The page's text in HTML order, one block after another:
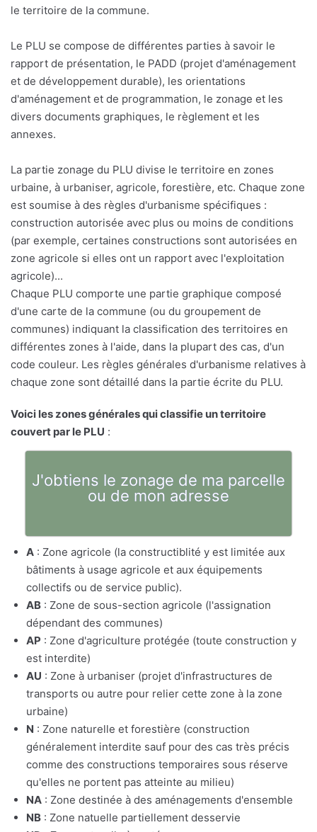
le territoire de la commune.
Le PLU se compose de différentes parties à savoir le
rapport de présentation, le PADD (projet d'aménagement
et de développement durable), les orientations
d'aménagement et de programmation, le zonage et les
divers documents graphiques, le règlement et les
annexes.
La partie zonage du PLU divise le territoire en zones
urbaine, à urbaniser, agricole, forestière, etc. Chaque zone
est soumise à des règles d'urbanisme spécifiques :
construction autorisée avec plus ou moins de conditions
(par exemple, certaines constructions sont autorisées en
zone agricole si elles ont un rapport avec l'exploitation
agricole)...
Chaque PLU comporte une partie graphique composé
d'une carte de la commune (ou du groupement de
communes) indiquant la classification des territoires en
différentes zones à l'aide, dans la plupart des cas, d'un
code couleur. Les règles générales d'urbanisme relatives à
chaque zone sont détaillé dans la partie écrite du PLU.
Voici les zones générales qui classifie un territoire
couvert par le PLU :
J'obtiens le zonage de ma parcelle
ou de mon adresse
A : Zone agricole (la constructiblité y est limitée aux
bâtiments à usage agricole et aux équipements
collectifs ou de service public).
AB : Zone de sous-section agricole (l'assignation
dépendant des communes)
AP : Zone d'agriculture protégée (toute construction y
est interdite)
AU : Zone à urbaniser (projet d'infrastructures de
transports ou autre pour relier cette zone à la zone
urbaine)
N : Zone naturelle et forestière (construction
généralement interdite sauf pour des cas très précis
comme des constructions temporaires sous réserve
qu'elles ne portent pas atteinte au milieu)
NA : Zone destinée à des aménagements d'ensemble
NB : Zone natuelle partiellement desservie